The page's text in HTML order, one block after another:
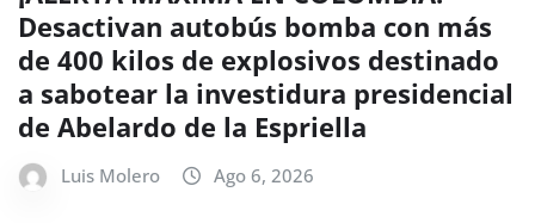
Desactivan autobús bomba con más
de 400 kilos de explosivos destinado
a sabotear la investidura presidencial
de Abelardo de la Espriella
Luis Molero Ago 6, 2026